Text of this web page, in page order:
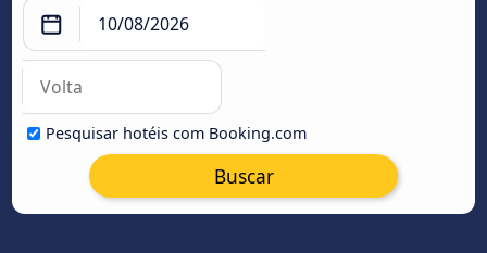
Pesquisar hotéis com Booking.com
Buscar